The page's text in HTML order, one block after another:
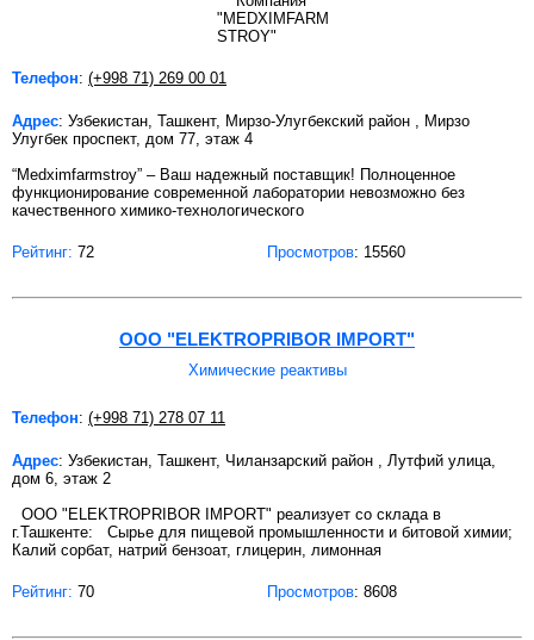
Телефон: (+998 71) 269 00 01
Адрес: Узбекистан, Ташкент, Мирзо-Улугбекский район , Мирзо
Улугбек проспект, дом 77, этаж 4
“Medximfarmstroy” – Ваш надежный поставщик! Полноценное
функционирование современной лаборатории невозможно без
качественного химико-технологического
Рейтинг: 72 Просмотров: 15560
ООО "ELEKTROPRIBOR IMPORT"
Химические реактивы
Телефон: (+998 71) 278 07 11
Адрес: Узбекистан, Ташкент, Чиланзарский район , Лутфий улица,
дом 6, этаж 2
ООО "ELEKTROPRIBOR IMPORT" реализует со склада в
г.Ташкенте: Сырье для пищевой промышленности и битовой химии;
Калий сорбат, натрий бензоат, глицерин, лимонная
Рейтинг: 70 Просмотров: 8608